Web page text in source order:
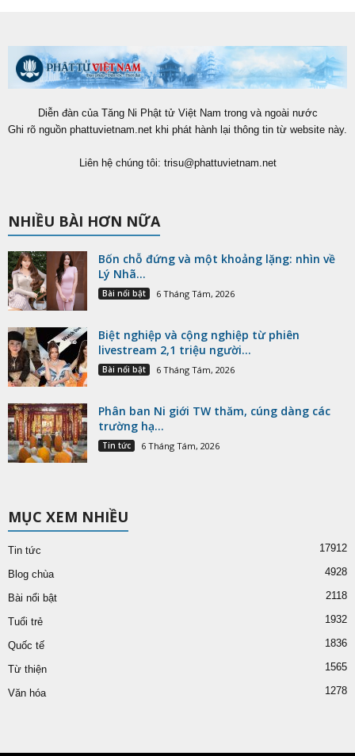
Diễn đàn của Tăng Ni Phật tử Việt Nam trong và ngoài nước
Ghi rõ nguồn phattuvietnam.net khi phát hành lại thông tin từ website này.
Liên hệ chúng tôi: trisu@phattuvietnam.net
NHIỀU BÀI HƠN NỮA
Bốn chỗ đứng và một khoảng lặng: nhìn về
Lý Nhã...
Bài nổi bật 6 Tháng Tám, 2026
Biệt nghiệp và cộng nghiệp từ phiên
livestream 2,1 triệu người...
Bài nổi bật 6 Tháng Tám, 2026
Phân ban Ni giới TW thăm, cúng dàng các
trường hạ...
Tin tức 6 Tháng Tám, 2026
MỤC XEM NHIỀU
Tin tức 17912
Blog chùa 4928
Bài nổi bật 2118
Tuổi trẻ 1932
Quốc tế 1836
Từ thiện 1565
Văn hóa 1278